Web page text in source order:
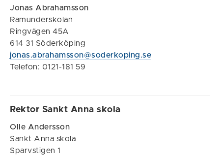
Jonas Abrahamsson
Ramunderskolan
Ringvägen 45A
614 31 Söderköping
jonas.abrahamsson@soderkoping.se
Telefon: 0121-181 59
Rektor Sankt Anna skola
Olle Andersson
Sankt Anna skola
Sparvstigen 1